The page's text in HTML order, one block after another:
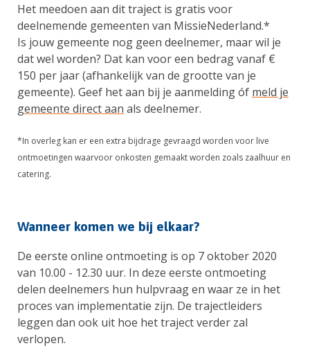
Het meedoen aan dit traject is gratis voor
deelnemende gemeenten van MissieNederland.*
Is jouw gemeente nog geen deelnemer, maar wil je
dat wel worden? Dat kan voor een bedrag vanaf €
150 per jaar (afhankelijk van de grootte van je
gemeente). Geef het aan bij je aanmelding óf meld je
gemeente direct aan als deelnemer.
*In overleg kan er een extra bijdrage gevraagd worden voor live
ontmoetingen waarvoor onkosten gemaakt worden zoals zaalhuur en
catering.
Wanneer komen we bij elkaar?
De eerste online ontmoeting is op 7 oktober 2020
van 10.00 - 12.30 uur. In deze eerste ontmoeting
delen deelnemers hun hulpvraag en waar ze in het
proces van implementatie zijn. De trajectleiders
leggen dan ook uit hoe het traject verder zal
verlopen.